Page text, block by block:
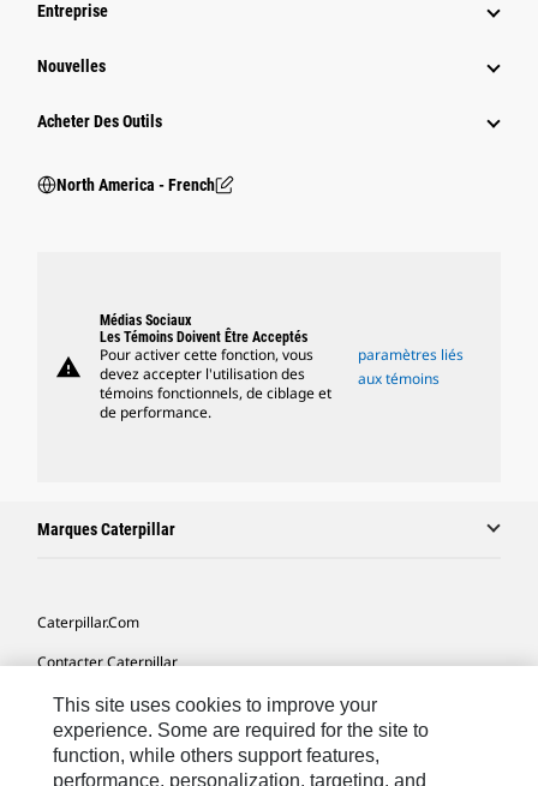
Entreprise
Nouvelles
Acheter Des Outils
North America - French
warning
Médias Sociaux
Les Témoins Doivent Être Acceptés
Pour activer cette fonction, vous
devez accepter l'utilisation des
témoins fonctionnels, de ciblage et
de performance.
paramètres liés
aux témoins
Marques Caterpillar
Caterpillar.com
Contacter Caterpillar
Mes Préférences Marketing
Plan Du Site
Cookie Settings
This site uses cookies to improve your
experience. Some are required for the site to
function, while others support features,
performance, personalization, targeting, and